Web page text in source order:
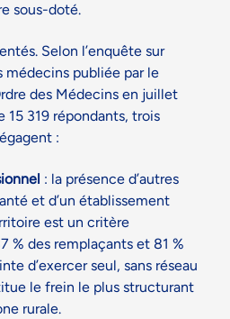
sous-doté.
Selon l’enquête sur
médecins publiée par le
des Médecins en juillet
15 319 répondants, trois
:
: la présence d’autres
et d’un établissement
est un critère
% des remplaçants et 81 %
d’exercer seul, sans réseau
le frein le plus structurant
rurale.